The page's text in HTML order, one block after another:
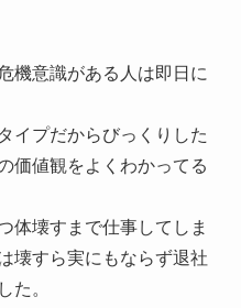
機意識がある人は即日に
イプだからびっくりした
価値観をよくわかってる
体壊すまで仕事してしま
壊すら実にもならず退社
た。